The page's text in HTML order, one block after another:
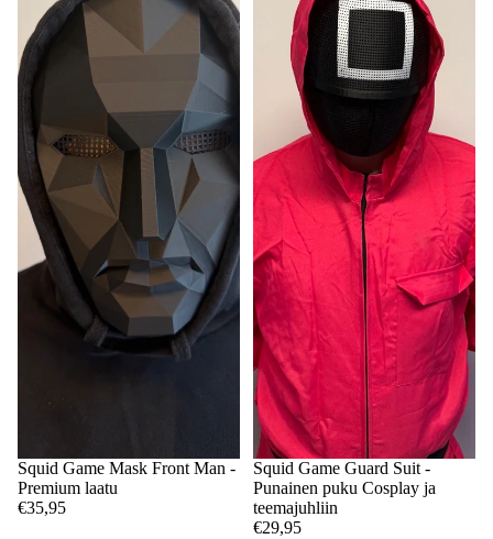
Squid Game Mask Front Man -
Premium laatu
€35,95
Squid Game Guard Suit -
Punainen puku Cosplay ja
teemajuhliin
€29,95